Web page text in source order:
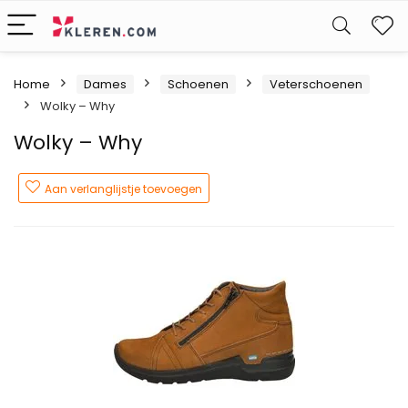
Home Dames Schoenen
Veterschoenen
Wolky – Why
Wolky – Why
Aan verlanglijstje toevoegen